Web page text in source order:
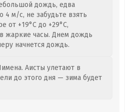
дождь, едва
м/с, не забудьте взять
от +19°C до +29°C,
жаркие часы. Днем дождь
начнется дождь.
Аисты улетают в
до этого дня — зима будет